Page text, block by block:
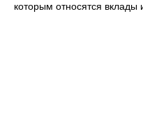
которым относятся